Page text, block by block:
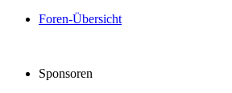
Foren-Übersicht
Sponsoren